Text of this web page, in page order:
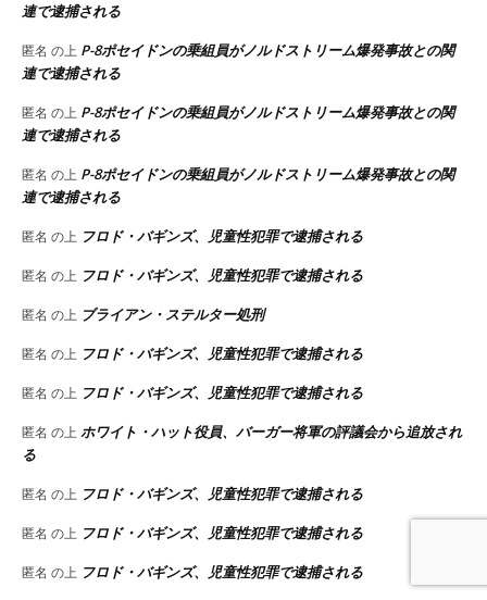
連で逮捕される
匿名 の上 P-8ポセイドンの乗組員がノルドストリーム爆発事故との関
連で逮捕される
匿名 の上 P-8ポセイドンの乗組員がノルドストリーム爆発事故との関
連で逮捕される
匿名 の上 P-8ポセイドンの乗組員がノルドストリーム爆発事故との関
連で逮捕される
匿名 の上 フロド・バギンズ、児童性犯罪で逮捕される
匿名 の上 フロド・バギンズ、児童性犯罪で逮捕される
匿名 の上 ブライアン・ステルター処刑
匿名 の上 フロド・バギンズ、児童性犯罪で逮捕される
匿名 の上 フロド・バギンズ、児童性犯罪で逮捕される
匿名 の上ホワイト・ハット役員、バーガー将軍の評議会から追放され
る
匿名 の上 フロド・バギンズ、児童性犯罪で逮捕される
匿名 の上 フロド・バギンズ、児童性犯罪で逮捕される
匿名 の上 フロド・バギンズ、児童性犯罪で逮捕される